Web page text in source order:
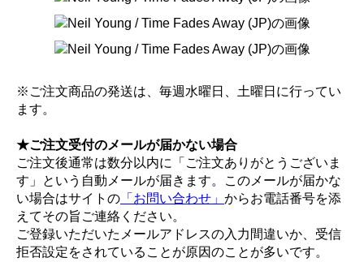
※ご注文商品の発送は、毎週水曜日、土曜日に行ってい
ます。
★ご注文受付のメールが届かない場合
ご注文後通常は数分以内に「ご注文ありがとうございま
す」という自動メールが届きます。このメールが届かな
い場合はサイトの 「お問い合わせ」 からお電話番号を添
えてその旨ご連絡ください。
ご登録いただいたメールアドレスの入力間違いか、受信
拒否設定をされていることが原因のことが多いです。